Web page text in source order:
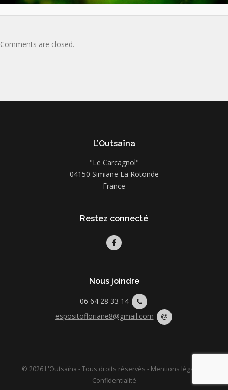
Comments are closed.
L’Outsaïna
"Le Carcagnol"
04150 Simiane La Rotonde
France
Restez connecté
Nous joindre
06 64 28 33 14
espositofloriane8@gmail.com
© 2026 L'Outsaïna - Tous droits réservés - Mentions légales
Confidentialité